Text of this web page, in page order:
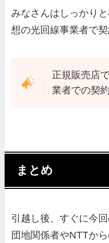
みなさんはしっかり
想の光回線事業者で
正規販売店
業者での契
まとめ
引越し後、すぐに今
団地関係者やNTTか